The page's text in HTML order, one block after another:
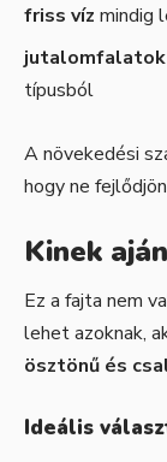
friss víz mindig
jutalomfalatok
típusból
A növekedési
hogy ne
Kinek
Ez a fajta nem
lehet azoknak,
ösztönű és
Ideális